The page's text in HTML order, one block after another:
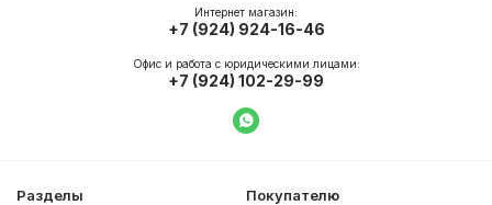
Разделы
Покупателю
Интернет магазин:
+7 (924) 924-16-46
Офис и работа с юридическими лицами:
+7 (924) 102-29-99
Написать в WhatsApp